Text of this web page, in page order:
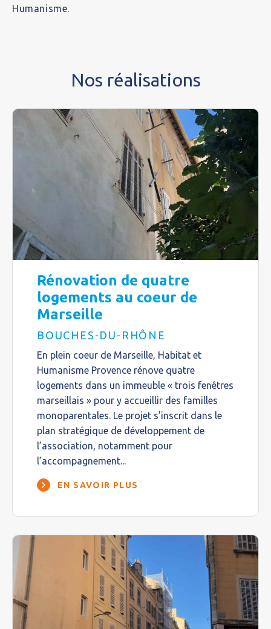
Humanisme.
Nos réalisations
Rénovation de quatre
logements au coeur de
Marseille
BOUCHES-DU-RHÔNE
En plein coeur de Marseille, Habitat et
Humanisme Provence rénove quatre
logements dans un immeuble « trois fenêtres
marseillais » pour y accueillir des familles
monoparentales. Le projet s’inscrit dans le
plan stratégique de développement de
l’association, notamment pour
l’accompagnement...
EN SAVOIR PLUS